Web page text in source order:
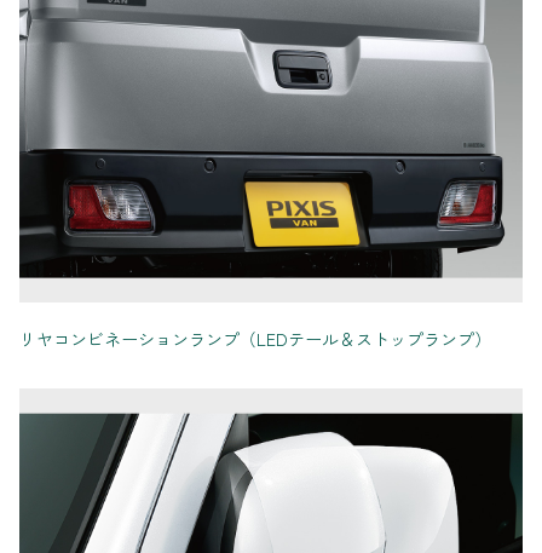
リヤコンビネーションランプ（LEDテール＆ストップランプ）